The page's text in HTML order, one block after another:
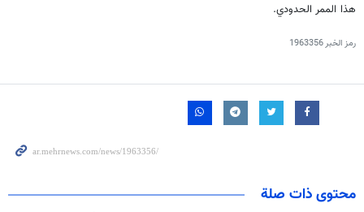
هذا الممر الحدودي.
رمز الخبر1963356
محتوى ذات صلة